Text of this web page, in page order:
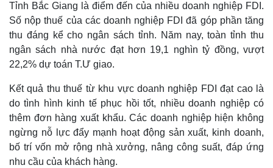
Tỉnh Bắc Giang là điểm đến của nhiều doanh nghiệp FDI.
Số nộp thuế của các doanh nghiệp FDI đã góp phần tăng
thu đáng kể cho ngân sách tỉnh. Năm nay, toàn tỉnh thu
ngân sách nhà nước đạt hơn 19,1 nghìn tỷ đồng, vượt
22,2% dự toán T.Ư giao.
Kết quả thu thuế từ khu vực doanh nghiệp FDI đạt cao là
do tình hình kinh tế phục hồi tốt, nhiều doanh nghiệp có
thêm đơn hàng xuất khẩu. Các doanh nghiệp hiện không
ngừng nỗ lực đẩy mạnh hoạt động sản xuất, kinh doanh,
bố trí vốn mở rộng nhà xưởng, nâng công suất, đáp ứng
nhu cầu của khách hàng.